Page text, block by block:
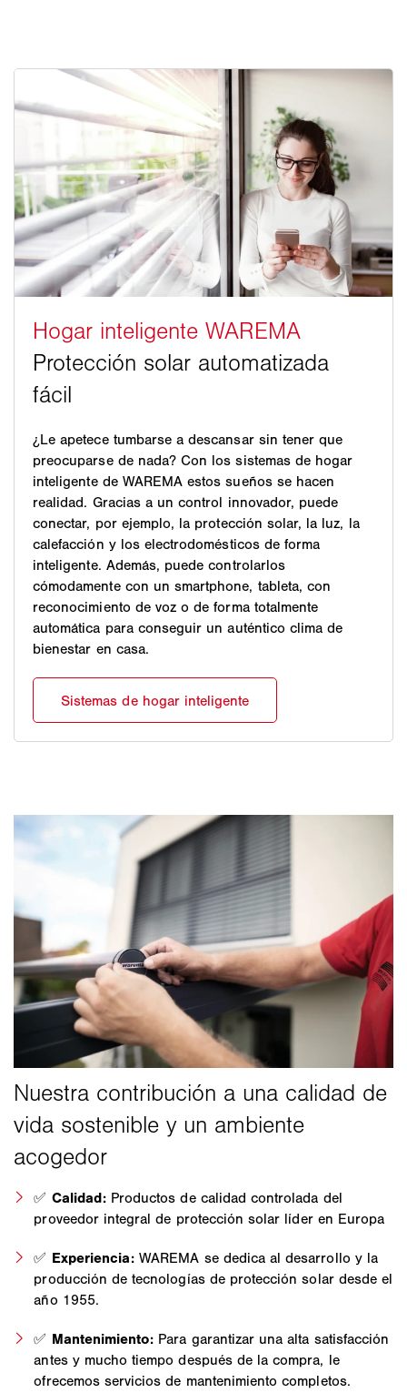
¿Le apetece tumbarse a descansar sin tener que
preocuparse de nada? Con los sistemas de hogar
inteligente de WAREMA estos sueños se hacen
realidad. Gracias a un control innovador, puede
conectar, por ejemplo, la protección solar, la luz, la
calefacción y los electrodomésticos de forma
inteligente. Además, puede controlarlos
cómodamente con un smartphone, tableta, con
reconocimiento de voz o de forma totalmente
automática para conseguir un auténtico clima de
bienestar en casa.
✅ Calidad: Productos de calidad controlada del
proveedor integral de protección solar líder en Europa
✅ Experiencia:WAREMA se dedica al desarrollo y la
producción de tecnologías de protección solar desde el
año 1955.
✅ Mantenimiento: Para garantizar una alta satisfacción
antes y mucho tiempo después de la compra, le
ofrecemos servicios de mantenimiento completos.